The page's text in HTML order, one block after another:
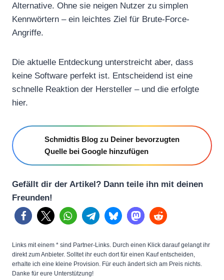
Alternative. Ohne sie neigen Nutzer zu simplen
Kennwörtern – ein leichtes Ziel für Brute-Force-
Angriffe.
Die aktuelle Entdeckung unterstreicht aber, dass
keine Software perfekt ist. Entscheidend ist eine
schnelle Reaktion der Hersteller – und die erfolgte
hier.
Schmidtis Blog zu Deiner bevorzugten
Quelle bei Google hinzufügen
Gefällt dir der Artikel? Dann teile ihn mit deinen
Freunden!
Links mit einem * sind Partner-Links. Durch einen Klick darauf gelangt ihr
direkt zum Anbieter. Solltet ihr euch dort für einen Kauf entscheiden,
erhalte ich eine kleine Provision. Für euch ändert sich am Preis nichts.
Danke für eure Unterstützung!